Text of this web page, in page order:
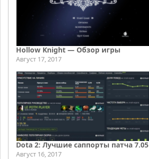
Hollow Knight — Обзор игры
Август 17, 2017
Dota 2: Лучшие саппорты патча 7.05
Август 16, 2017